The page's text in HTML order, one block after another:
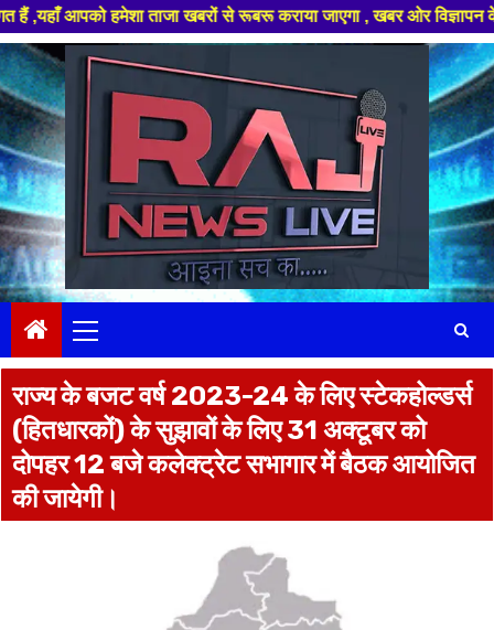
हमेशा ताजा खबरों से रूबरू कराया जाएगा , खबर ओर विज्ञापन के लिए
Skip
to
content
Menu
राज्य के बजट वर्ष 2023-24 के लिए स्टेकहोल्डर्स
(हितधारकों) के सुझावों के लिए 31 अक्टूबर को
दोपहर 12 बजे कलेक्ट्रेट सभागार में बैठक आयोजित
की जायेगी।